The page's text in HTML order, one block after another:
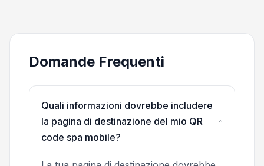
Domande Frequenti
Quali informazioni dovrebbe includere
la pagina di destinazione del mio QR
code spa mobile?